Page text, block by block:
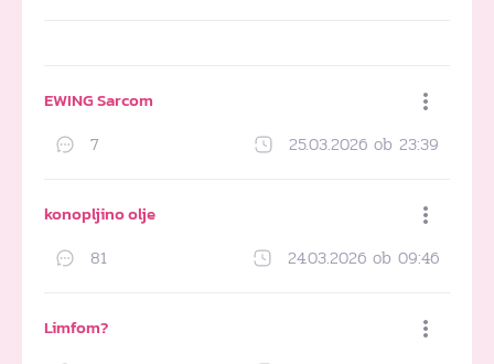
EWING Sarcom
7 25.03.2026 ob 23:39
konopljino olje
81 24.03.2026 ob 09:46
Limfom?